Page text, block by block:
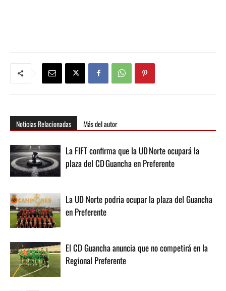
Noticias Relacionadas Más del autor
La FIFT confirma que la UD Norte ocupará la
plaza del CD Guancha en Preferente
La UD Norte podria ocupar la plaza del Guancha
en Preferente
El CD Guancha anuncia que no competirá en la
Regional Preferente